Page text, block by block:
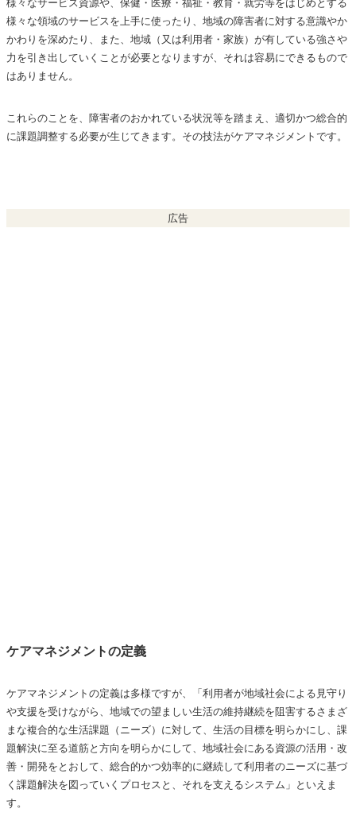
様々なサービス資源や、保健・医療・福祉・教育・就労等をはじめとする
様々な領域のサービスを上手に使ったり、地域の障害者に対する意識やか
かわりを深めたり、また、地域（又は利用者・家族）が有している強さや
力を引き出していくことが必要となりますが、それは容易にできるもので
はありません。
これらのことを、障害者のおかれている状況等を踏まえ、適切かつ総合的
に課題調整する必要が生じてきます。その技法がケアマネジメントです。
広告
ケアマネジメントの定義
ケアマネジメントの定義は多様ですが、「利用者が地域社会による見守り
や支援を受けながら、地域での望ましい生活の維持継続を阻害するさまざ
まな複合的な生活課題（ニーズ）に対して、生活の目標を明らかにし、課
題解決に至る道筋と方向を明らかにして、地域社会にある資源の活用・改
善・開発をとおして、総合的かつ効率的に継続して利用者のニーズに基づ
く課題解決を図っていくプロセスと、それを支えるシステム」といえま
す。